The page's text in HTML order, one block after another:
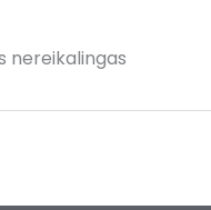
nereikalingas